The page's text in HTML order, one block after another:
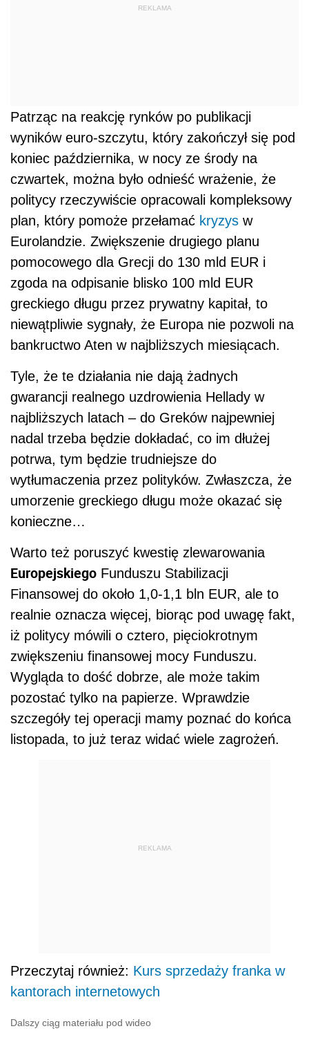
REKLAMA
Patrząc na reakcję rynków po publikacji
wyników euro-szczytu, który zakończył się pod
koniec października, w nocy ze środy na
czwartek, można było odnieść wrażenie, że
politycy rzeczywiście opracowali kompleksowy
plan, który pomoże przełamać kryzys w
Eurolandzie. Zwiększenie drugiego planu
pomocowego dla Grecji do 130 mld EUR i
zgoda na odpisanie blisko 100 mld EUR
greckiego długu przez prywatny kapitał, to
niewątpliwie sygnały, że Europa nie pozwoli na
bankructwo Aten w najbliższych miesiącach.
Tyle, że te działania nie dają żadnych
gwarancji realnego uzdrowienia Hellady w
najbliższych latach – do Greków najpewniej
nadal trzeba będzie dokładać, co im dłużej
potrwa, tym będzie trudniejsze do
wytłumaczenia przez polityków. Zwłaszcza, że
umorzenie greckiego długu może okazać się
konieczne…
Warto też poruszyć kwestię zlewarowania
Europejskiego Funduszu Stabilizacji
Finansowej do około 1,0-1,1 bln EUR, ale to
realnie oznacza więcej, biorąc pod uwagę fakt,
iż politycy mówili o cztero, pięciokrotnym
zwiększeniu finansowej mocy Funduszu.
Wygląda to dość dobrze, ale może takim
pozostać tylko na papierze. Wprawdzie
szczegóły tej operacji mamy poznać do końca
listopada, to już teraz widać wiele zagrożeń.
REKLAMA
Przeczytaj również: Kurs sprzedaży franka w
kantorach internetowych
Dalszy ciąg materiału pod wideo